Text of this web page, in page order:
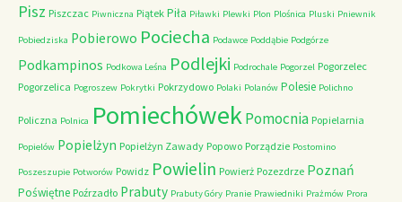
Pisz Piszczac Piwniczna Piątek Piła Piławki Plewki Plon Plośnica Pluski Pniewnik
Pobiedziska Pobierowo Pociecha Podawce Poddąbie Podgórze
Podkampinos Podkowa Leśna Podlejki Podrochale Pogorzel Pogorzelec
Pogorzelica Pogroszew Pokrytki Pokrzydowo Polaki Polanów Polesie Polichno
Policzna Polnica PomiechówekPomocnia Popielarnia
Popielów Popielżyn Popielżyn Zawady Popowo Porządzie Postomino
Poszeszupie Potworów Powidz Powielin Powierż Pozezdrze Poznań
Poświętne Poźrzadło Prabuty Prabuty Góry Pranie Prawiedniki Prażmów Prora